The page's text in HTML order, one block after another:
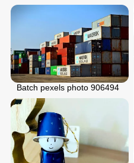
Batch pexels photo 906494